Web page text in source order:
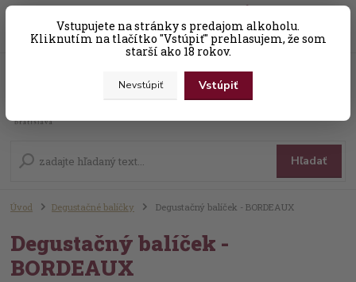
Vstupujete na stránky s predajom alkoholu.
Kliknutím na tlačítko "Vstúpiť" prehlasujem, že som
starší ako 18 rokov.
Nevstúpiť Vstúpiť
Hľadať
+421 (0) 31 56 25 377-8 za0,00 EUR
Úvod Degustačné balíčky Degustačný balíček - BORDEAUX
Degustačný balíček -
BORDEAUX